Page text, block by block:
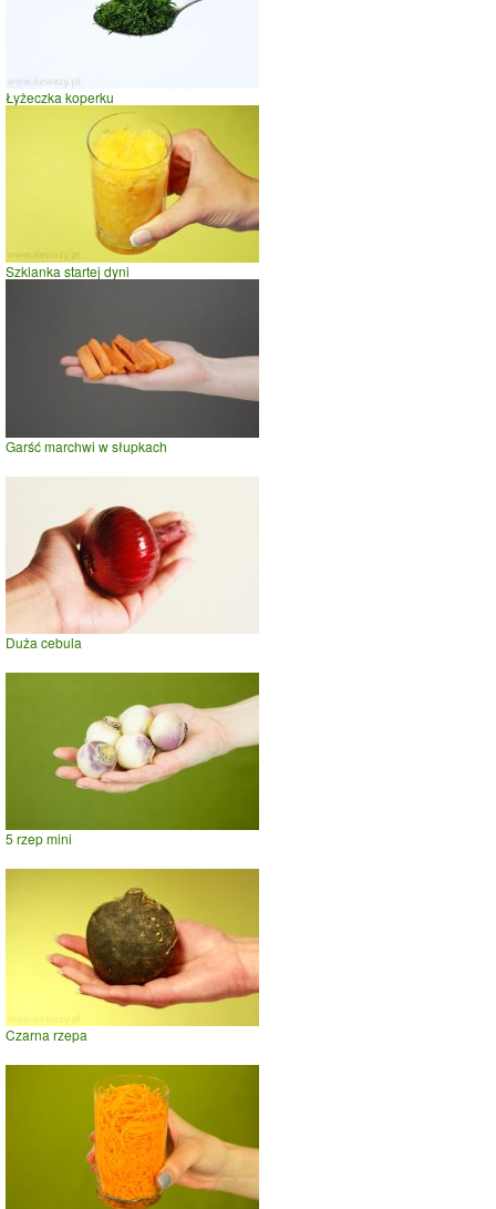
Łyżeczka koperku
Szklanka startej dyni
Garść marchwi w słupkach
Duża cebula
5 rzep mini
Czarna rzepa